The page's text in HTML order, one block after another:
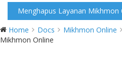
Menghapus Layanan Mikhmon
Home
Docs Mikhmon Online
Mikhmon Online